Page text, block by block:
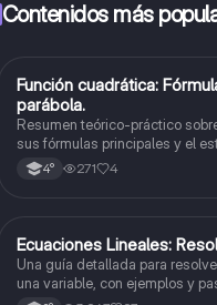
Contenidos más
Matemáticas
Función cuadrática:
parábola.
Resumen teórico-práctico
sus fórmulas principales y el
representación gráfica.Incluye
general, cálculo de raíces,
4° 271 4
Matemáticas
Ecuaciones Lineales:
Una guía detallada para
una variable, con ejemplos y